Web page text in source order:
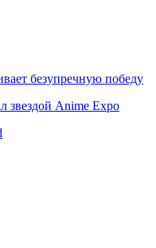
безупречную победу
звездой Anime Expo